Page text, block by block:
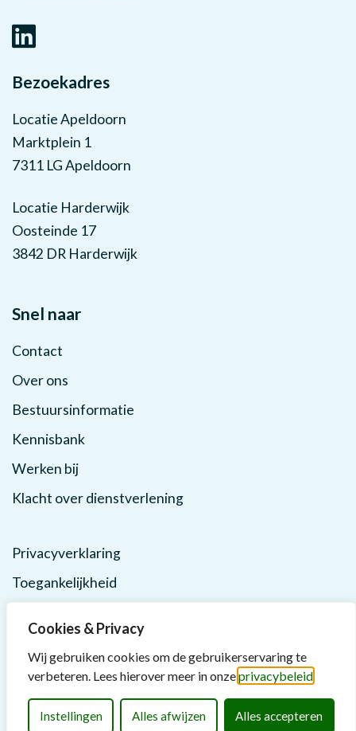
Cookies & Privacy
Wij gebruiken cookies om de gebruikerservaring te
verbeteren. Lees hierover meer in onzeprivacybeleid
Instellingen Alles afwijzen Alles accepteren
Bezoekadres
Locatie Apeldoorn
Marktplein 1
7311 LG Apeldoorn
Locatie Harderwijk
Oosteinde 17
3842 DR Harderwijk
Snel naar
Contact
Over ons
Bestuursinformatie
Kennisbank
Werken bij
Klacht over dienstverlening
Privacyverklaring
Toegankelijkheid